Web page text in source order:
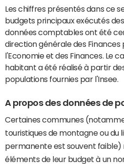
Les chiffres présentés dans ce
budgets principaux exécutés
données comptables ont été
direction générale des Finances
l'Economie et des Finances. Le
habitant a été réalisé à partir
populations fournies par l'Insee.
A propos des données de
Certaines communes
touristiques de montagne ou du
permanente est souvent
éléments de leur budget à un